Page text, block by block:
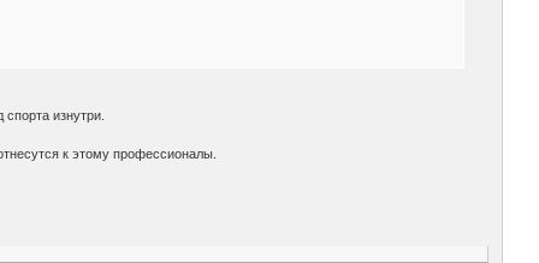
изнутри.
к этому профессионалы.